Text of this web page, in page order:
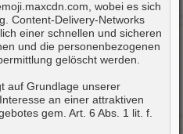
wobei es sich
Content-Delivery-Networks
einer schnellen und sicheren
und die personenbezogenen
gelöscht werden.
auf Grundlage unserer
an einer attraktiven
gem. Art. 6 Abs. 1 lit. f.